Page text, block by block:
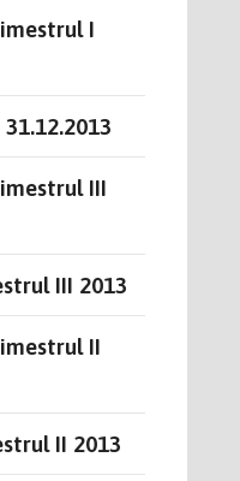
I
III
III 2013
II
II 2013